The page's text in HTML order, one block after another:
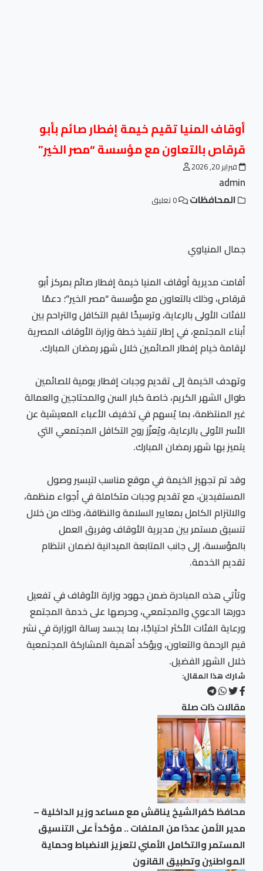
أوقاف المنيا تقيم خيمة إفطار صائم بأبو
قرقاص بالتعاون مع مؤسسة “مصر الخير”
فبراير 20, 2026
admin
المحافظات
جمال المنياوي
أقامت مديرية أوقاف المنيا خيمة إفطار صائم بمركز أبو
قرقاص، وذلك بالتعاون مع مؤسسة “مصر الخير”؛ دعمًا
للفئات الأولى بالرعاية، وترسيخًا لقيم التكافل والتراحم بين
أبناء المجتمع، في إطار تنفيذ خطة وزارة الأوقاف المصرية
لإقامة خيام إفطار الصائمين خلال شهر رمضان المبارك.
وتهدف الخيمة إلى تقديم وجبات إفطار يومية للصائمين
طوال الشهر الكريم، خاصة كبار السن والمحتاجين والعمالة
غير المنتظمة، بما يُسهم في تخفيف الأعباء المعيشية عن
الأسر الأولى بالرعاية، ويُعزّز روح التكافل المجتمعي التي
يتميز بها شهر رمضان المبارك.
وقد تم تجهيز الخيمة في موقع مناسب لتيسير وصول
المستفيدين، مع تقديم وجبات متكاملة في أجواء منظمة،
والالتزام الكامل بمعايير السلامة والنظافة، وذلك من خلال
تنسيق مستمر بين مديرية الأوقاف وفريق العمل
بالمؤسسة، إلى جانب المتابعة الميدانية لضمان انتظام
تقديم الخدمة.
وتأتي هذه المبادرة ضمن جهود وزارة الأوقاف في تفعيل
دورها الدعوي والمجتمعي، وحرصها على خدمة المجتمع
ورعاية الفئات الأكثر احتياجًا، بما يجسد رسالة الوزارة في نشر
قيم الرحمة والتعاون، ويؤكد أهمية المشاركة المجتمعية
خلال الشهر الفضيل.
شارك هذا المقال:
مقالات ذات صلة
محافظ كفرالشيخ يناقش مع مساعد وزير الداخلية –
مدير الأمن عددًا من الملفات .. مؤكداً على التنسيق
المستمر والتكامل الأمني لتعزيز الانضباط وحماية
المواطنين وتطبيق القانون